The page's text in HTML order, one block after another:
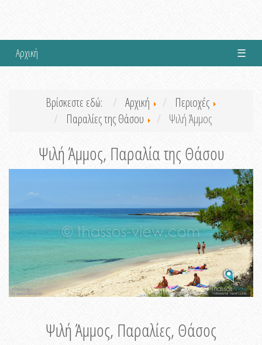
Αρχική ☰
Βρίσκεστε εδώ: Αρχική
Περιοχές
Παραλίες της Θάσου
Ψιλή Άμμος
Ψιλή Άμμος, Παραλία της Θάσου
Ψιλή Άμμος, Παραλίες, Θάσος